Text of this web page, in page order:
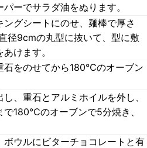
ーでサラダ油をぬります。
グシートにのせ、麺棒で厚さ
径9cmの丸型に抜いて、型に敷
けます。
石をのせてから180℃のオーブン
、重石とアルミホイルを外し、
で180℃のオーブンで5分焼き、
ボウルにビターチョコレートと有